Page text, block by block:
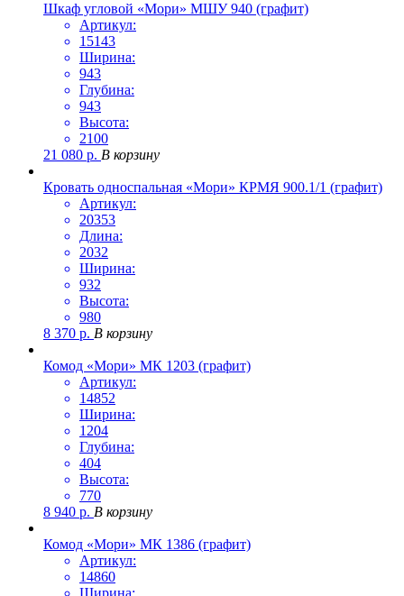
Шкаф угловой «Мори» МШУ 940 (графит)
Артикул:
15143
Ширина:
943
Глубина:
943
Высота:
2100
21 080 р. В корзину
Кровать односпальная «Мори» КРМЯ 900.1/1 (графит)
Артикул:
20353
Длина:
2032
Ширина:
932
Высота:
980
8 370 р. В корзину
Комод «Мори» МК 1203 (графит)
Артикул:
14852
Ширина:
1204
Глубина:
404
Высота:
770
8 940 р. В корзину
Комод «Мори» МК 1386 (графит)
Артикул:
14860
Ширина: